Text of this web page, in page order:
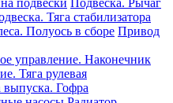
подвески Подвеска. Рычаг
Тяга стабилизатора
Полуось в сборе Привод
управление. Наконечник
Тяга рулевая
выпуска. Гофра